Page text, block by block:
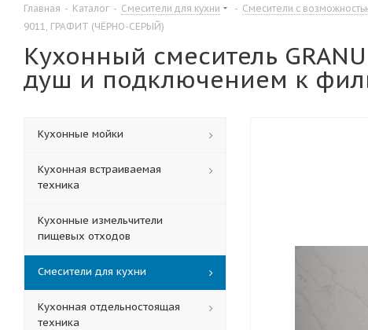
Главная - Каталог - Смесители для кухни - Смесители с
9011, ГРАФИТ (ЧЁРНО-СЕРЫЙ)
Кухонный смеситель
душ и подключением к
Кухонные мойки
Кухонная встраиваемая
техника
Кухонные измельчители
пищевых отходов
Смесители для кухни
Кухонная отдельностоящая
техника